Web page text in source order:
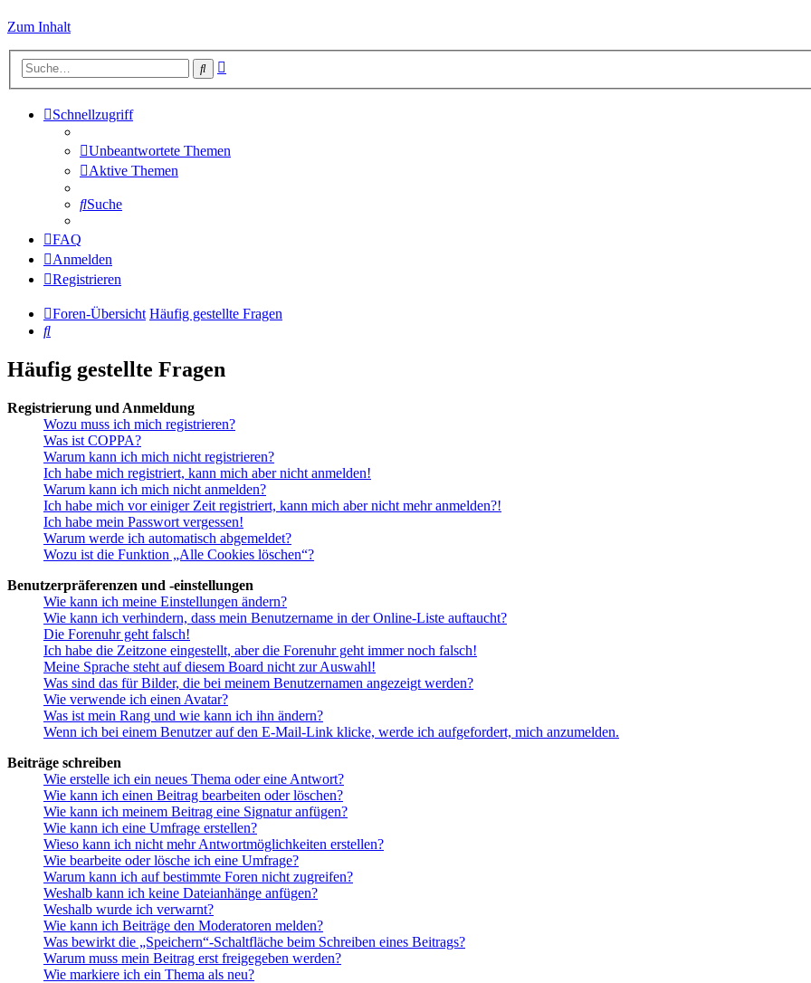
Zum Inhalt
Suche
Schnellzugriff
Unbeantwortete Themen
Aktive Themen
Suche
FAQ
Anmelden
Registrieren
Foren-Übersicht Häufig gestellte Fragen
Suche
Häufig gestellte Fragen
Registrierung und Anmeldung
Wozu muss ich mich registrieren?
Was ist COPPA?
Warum kann ich mich nicht registrieren?
Ich habe mich registriert, kann mich aber nicht anmelden!
Warum kann ich mich nicht anmelden?
Ich habe mich vor einiger Zeit registriert, kann mich aber nicht mehr anmelden?!
Ich habe mein Passwort vergessen!
Warum werde ich automatisch abgemeldet?
Wozu ist die Funktion „Alle Cookies löschen“?
Benutzerpräferenzen und -einstellungen
Wie kann ich meine Einstellungen ändern?
Wie kann ich verhindern, dass mein Benutzername in der Online-Liste auftaucht?
Die Forenuhr geht falsch!
Ich habe die Zeitzone eingestellt, aber die Forenuhr geht immer noch falsch!
Meine Sprache steht auf diesem Board nicht zur Auswahl!
Was sind das für Bilder, die bei meinem Benutzernamen angezeigt werden?
Wie verwende ich einen Avatar?
Was ist mein Rang und wie kann ich ihn ändern?
Wenn ich bei einem Benutzer auf den E-Mail-Link klicke, werde ich aufgefordert, mich anzumelden.
Beiträge schreiben
Wie erstelle ich ein neues Thema oder eine Antwort?
Wie kann ich einen Beitrag bearbeiten oder löschen?
Wie kann ich meinem Beitrag eine Signatur anfügen?
Wie kann ich eine Umfrage erstellen?
Wieso kann ich nicht mehr Antwortmöglichkeiten erstellen?
Wie bearbeite oder lösche ich eine Umfrage?
Warum kann ich auf bestimmte Foren nicht zugreifen?
Weshalb kann ich keine Dateianhänge anfügen?
Weshalb wurde ich verwarnt?
Wie kann ich Beiträge den Moderatoren melden?
Was bewirkt die „Speichern“-Schaltfläche beim Schreiben eines Beitrags?
Warum muss mein Beitrag erst freigegeben werden?
Wie markiere ich ein Thema als neu?